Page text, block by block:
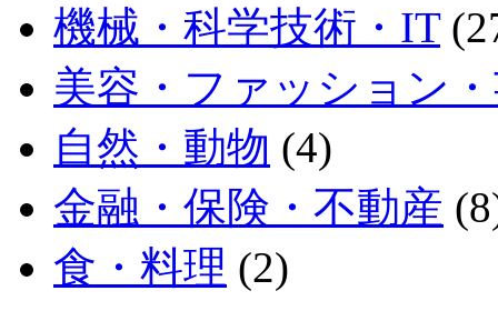
機械・科学技術・IT
美容・ファッション
自然・動物 (4)
金融・保険・不動産
食・料理 (2)